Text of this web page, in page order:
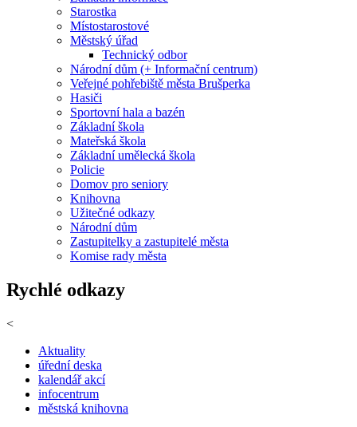
Starostka
Místostarostové
Městský úřad
Technický odbor
Národní dům (+ Informační centrum)
Veřejné pohřebiště města Brušperka
Hasiči
Sportovní hala a bazén
Základní škola
Mateřská škola
Základní umělecká škola
Policie
Domov pro seniory
Knihovna
Užitečné odkazy
Národní dům
Zastupitelky a zastupitelé města
Komise rady města
Rychlé odkazy
<
Aktuality
úřední deska
kalendář akcí
infocentrum
městská knihovna